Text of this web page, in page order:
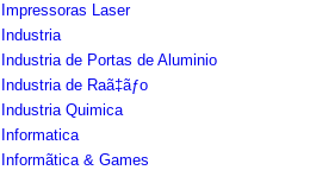
Impressoras Laser
Industria
Industria de Portas de Aluminio
Industria de Raã‡ãƒo
Industria Quimica
Informatica
Informãtica & Games